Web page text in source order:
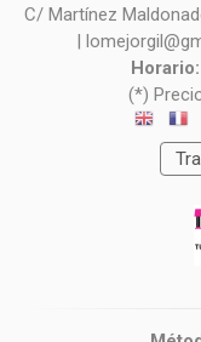
C/ Martínez
|
Horario:
(*)